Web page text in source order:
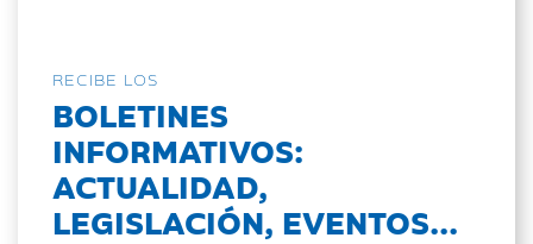
RECIBE LOS
BOLETINES
INFORMATIVOS:
ACTUALIDAD,
LEGISLACIÓN, EVENTOS...